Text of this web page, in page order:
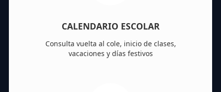
CALENDARIO ESCOLAR
Consulta vuelta al cole, inicio de clases,
vacaciones y días festivos